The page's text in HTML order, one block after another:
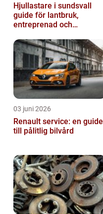
Hjullastare i sundsvall
guide för lantbruk,
entreprenad och
03 juni 2026
Renault service: en guide
till pålitlig bilvård